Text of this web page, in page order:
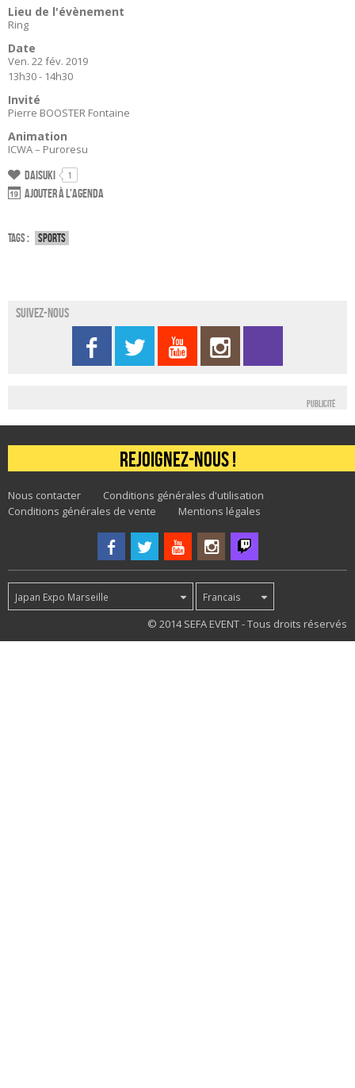
Lieu de l'évènement
Ring
Date
Ven. 22 fév. 2019
13h30 - 14h30
Invité
Pierre BOOSTER Fontaine
Animation
ICWA – Puroresu
Daisuki 1
Ajouter à l'agenda
Tags : Sports
Suivez-nous
Publicité
Rejoignez-nous !
Nous contacter
Conditions générales d'utilisation
Conditions générales de vente
Mentions légales
Japan Expo Marseille Francais
© 2014 SEFA EVENT - Tous droits réservés